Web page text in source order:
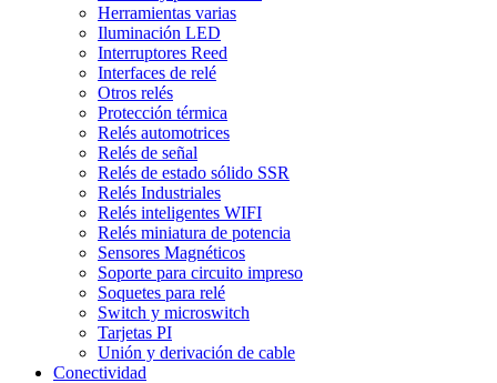
Herramientas varias
Iluminación LED
Interruptores Reed
Interfaces de relé
Otros relés
Protección térmica
Relés automotrices
Relés de señal
Relés de estado sólido SSR
Relés Industriales
Relés inteligentes WIFI
Relés miniatura de potencia
Sensores Magnéticos
Soporte para circuito impreso
Soquetes para relé
Switch y microswitch
Tarjetas PI
Unión y derivación de cable
Conectividad